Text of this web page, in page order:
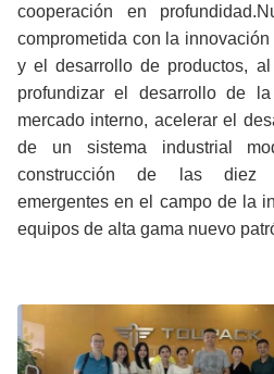
cooperación en
comprometida con la
y el desarrollo de productos,
profundizar el desarrollo de
mercado interno, acelerar el
de un sistema industrial
construcción de las diez
emergentes en el campo de la
equipos de alta gama nuevo